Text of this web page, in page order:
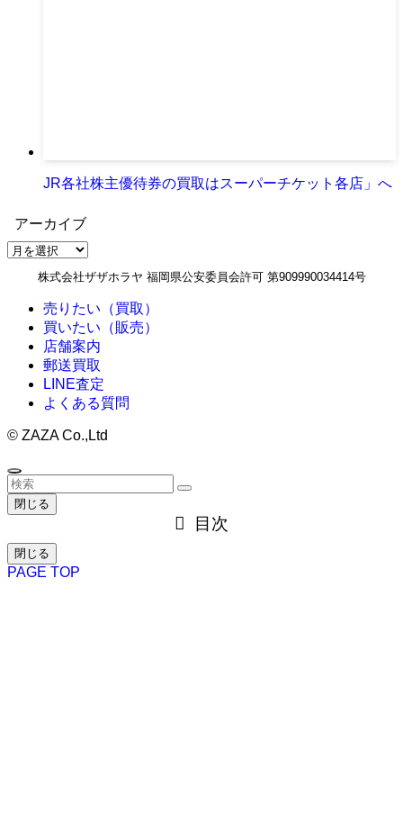
JR各社株主優待券の買取はスーパーチケット各店」へ
アーカイブ
ア
株式会社ザザホラヤ 福岡県公安委員会許可 第909990034414号
売りたい（買取）
買いたい（販売）
店舗案内
郵送買取
LINE査定
よくある質問
© ZAZA Co.,Ltd
閉じる
目次
閉じる
PAGE TOP